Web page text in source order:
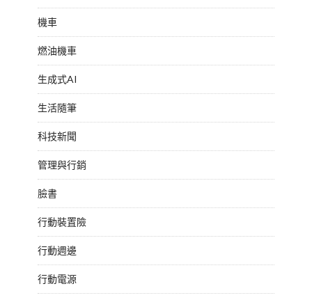
機車
燃油機車
生成式AI
生活隨筆
科技新聞
管理與行銷
臉書
行動裝置險
行動週邊
行動電源